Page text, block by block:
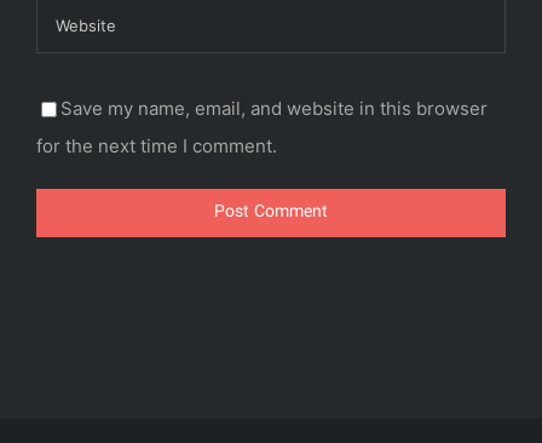
Save my name, email, and website in this browser
for the next time I comment.